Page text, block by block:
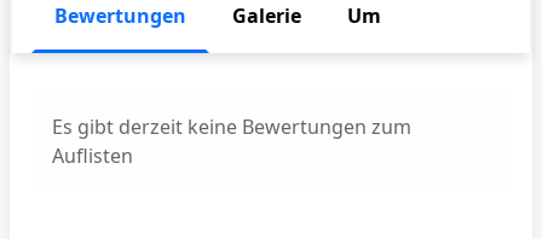
den
Arzt
Bewertungen Galerie Um
Es gibt derzeit keine Bewertungen zum
Auflisten